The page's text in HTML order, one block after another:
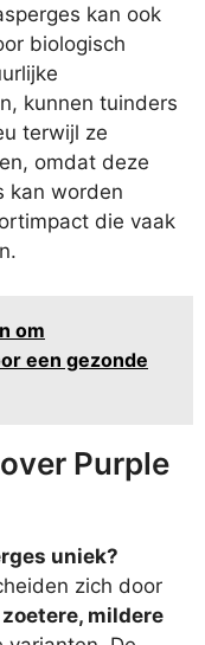
kan ook
biologisch
kunnen tuinders
terwijl ze
omdat deze
kan worden
die vaak
om
een gezonde
Purple
uniek?
zich door
zoetere, mildere